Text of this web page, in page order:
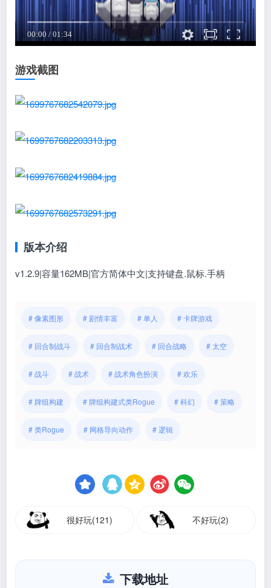
游戏截图
版本介绍
v1.2.9|容量162MB|官方简体中文|支持键盘.鼠标.手柄
# 像素图形 # 剧情丰富 # 单人 # 卡牌游戏
# 回合制战斗 # 回合制战术 # 回合战略 # 太空
# 战斗 # 战术 # 战术角色扮演 # 欢乐
# 牌组构建 # 牌组构建式类Rogue # 科幻 # 策略
# 类Rogue # 网格导向动作 # 逻辑
很好玩(121) 不好玩(2)
下载地址